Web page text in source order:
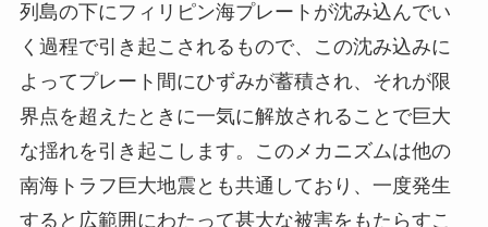
列島の下にフィリピン海プレートが沈み込んでい
く過程で引き起こされるもので、この沈み込みに
よってプレート間にひずみが蓄積され、それが限
界点を超えたときに一気に解放されることで巨大
な揺れを引き起こします。このメカニズムは他の
南海トラフ巨大地震とも共通しており、一度発生
すると広範囲にわたって甚大な被害をもたらすこ